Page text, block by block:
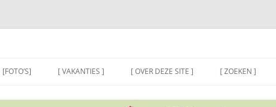
[FOTO’S] [ VAKANTIES ] [ OVER DEZE SITE ] [ ZOEKEN ]